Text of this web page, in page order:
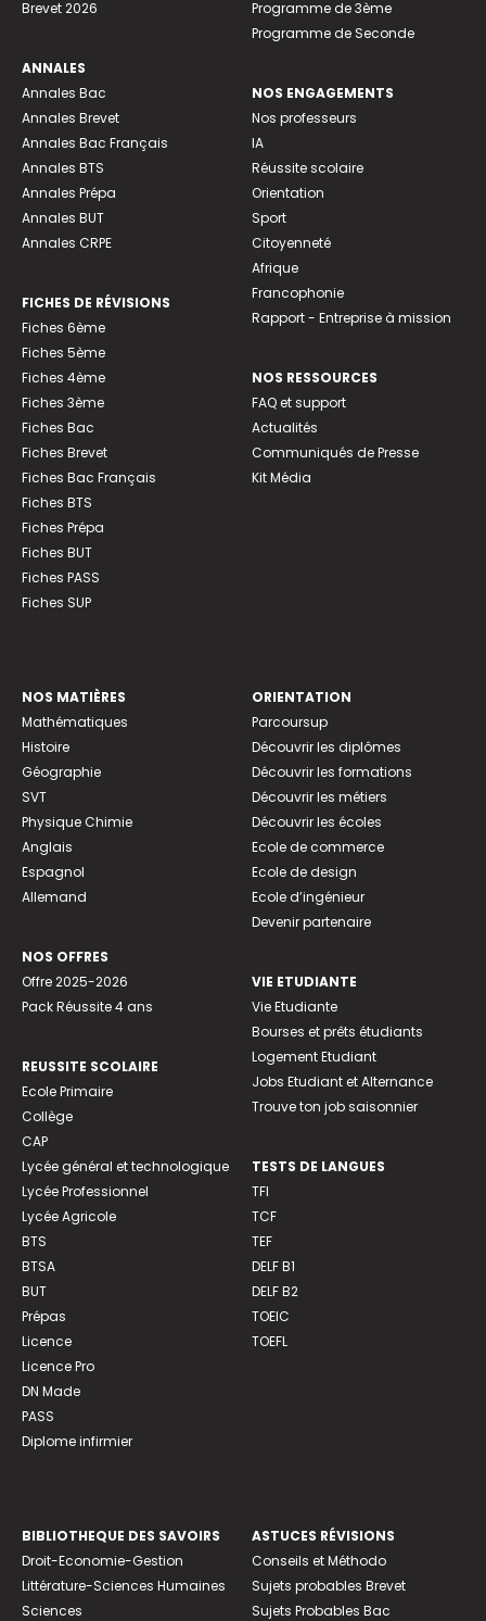
Brevet 2026
ANNALES
Annales Bac
Annales Brevet
Annales Bac Français
Annales BTS
Annales Prépa
Annales BUT
Annales CRPE
FICHES DE RÉVISIONS
Fiches 6ème
Fiches 5ème
Fiches 4ème
Fiches 3ème
Fiches Bac
Fiches Brevet
Fiches Bac Français
Fiches BTS
Fiches Prépa
Fiches BUT
Fiches PASS
Fiches SUP
Programme de 3ème
Programme de Seconde
NOS ENGAGEMENTS
Nos professeurs
IA
Réussite scolaire
Orientation
Sport
Citoyenneté
Afrique
Francophonie
Rapport - Entreprise à mission
NOS RESSOURCES
FAQ et support
Actualités
Communiqués de Presse
Kit Média
NOS MATIÈRES
Mathématiques
Histoire
Géographie
SVT
Physique Chimie
Anglais
Espagnol
Allemand
NOS OFFRES
Offre 2025-2026
Pack Réussite 4 ans
REUSSITE SCOLAIRE
Ecole Primaire
Collège
CAP
Lycée général et technologique
Lycée Professionnel
Lycée Agricole
BTS
BTSA
BUT
Prépas
Licence
Licence Pro
DN Made
PASS
Diplome infirmier
ORIENTATION
Parcoursup
Découvrir les diplômes
Découvrir les formations
Découvrir les métiers
Découvrir les écoles
Ecole de commerce
Ecole de design
Ecole d’ingénieur
Devenir partenaire
VIE ETUDIANTE
Vie Etudiante
Bourses et prêts étudiants
Logement Etudiant
Jobs Etudiant et Alternance
Trouve ton job saisonnier
TESTS DE LANGUES
TFI
TCF
TEF
DELF B1
DELF B2
TOEIC
TOEFL
BIBLIOTHEQUE DES SAVOIRS
Droit-Economie-Gestion
Littérature-Sciences Humaines
Sciences
ASTUCES RÉVISIONS
Conseils et Méthodo
Sujets probables Brevet
Sujets Probables Bac